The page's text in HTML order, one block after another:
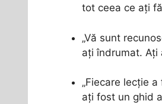
tot ceea ce ați
„Vă sunt
ați îndrumat. Ați
„Fiecare lecție
ați fost un ghid